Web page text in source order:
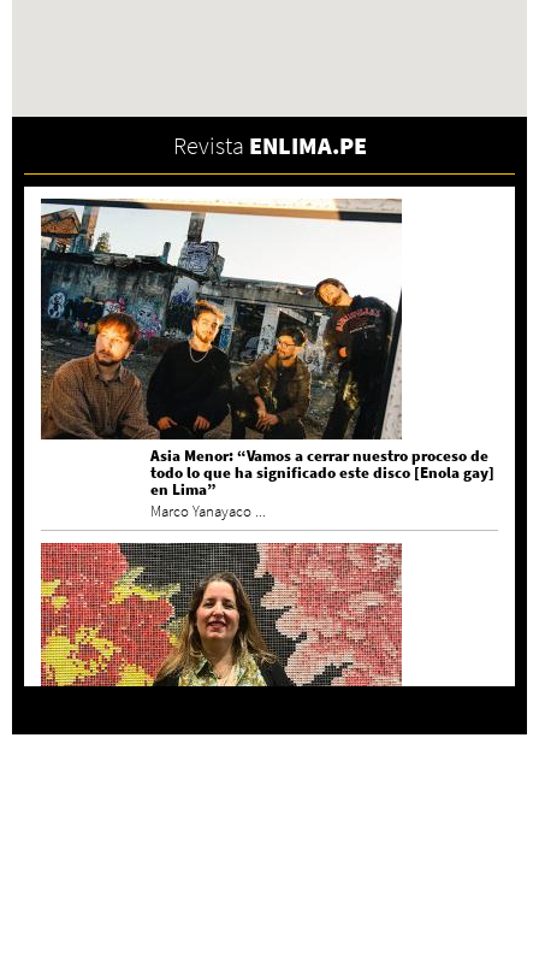
Revista ENLIMA.PE
Asia Menor: “Vamos a cerrar nuestro proceso de
todo lo que ha significado este disco [Enola gay]
en Lima”
Marco Yanayaco ...